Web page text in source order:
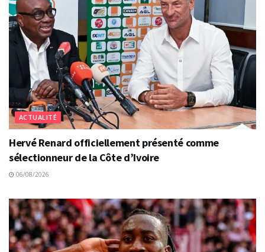
ACTUALITÉ
Hervé Renard officiellement présenté comme
sélectionneur de la Côte d’Ivoire
06/08/2026